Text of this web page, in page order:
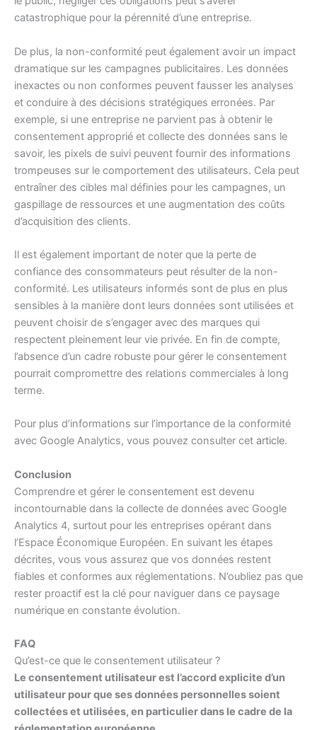
catastrophique pour la pérennité d’une entreprise.
De plus, la non-conformité peut également avoir un impact
dramatique sur les campagnes publicitaires. Les données
inexactes ou non conformes peuvent fausser les analyses
et conduire à des décisions stratégiques erronées. Par
exemple, si une entreprise ne parvient pas à obtenir le
consentement approprié et collecte des données sans le
savoir, les pixels de suivi peuvent fournir des informations
trompeuses sur le comportement des utilisateurs. Cela peut
entraîner des cibles mal définies pour les campagnes, un
gaspillage de ressources et une augmentation des coûts
d’acquisition des clients.
Il est également important de noter que la perte de
confiance des consommateurs peut résulter de la non-
conformité. Les utilisateurs informés sont de plus en plus
sensibles à la manière dont leurs données sont utilisées et
peuvent choisir de s’engager avec des marques qui
respectent pleinement leur vie privée. En fin de compte,
l’absence d’un cadre robuste pour gérer le consentement
pourrait compromettre des relations commerciales à long
terme.
Pour plus d’informations sur l’importance de la conformité
avec Google Analytics, vous pouvez consulter cet article.
Conclusion
Comprendre et gérer le consentement est devenu
incontournable dans la collecte de données avec Google
Analytics 4, surtout pour les entreprises opérant dans
l’Espace Économique Européen. En suivant les étapes
décrites, vous vous assurez que vos données restent
fiables et conformes aux réglementations. N’oubliez pas que
rester proactif est la clé pour naviguer dans ce paysage
numérique en constante évolution.
FAQ
Qu’est-ce que le consentement utilisateur ?
Le consentement utilisateur est l’accord explicite d’un
utilisateur pour que ses données personnelles soient
collectées et utilisées, en particulier dans le cadre de la